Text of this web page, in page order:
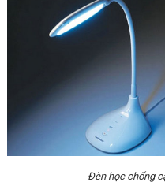
Đèn học chống